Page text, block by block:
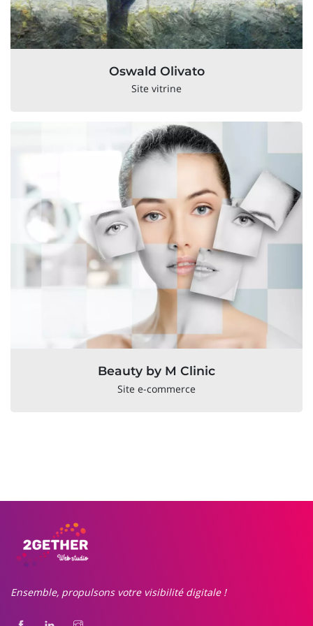
Oswald Olivato
Site vitrine
Beauty by M Clinic
Site e-commerce
Ensemble, propulsons votre visibilité digitale !